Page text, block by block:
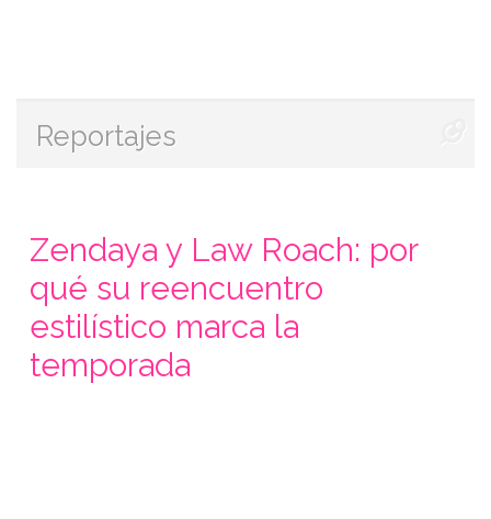
Reportajes
Zendaya y Law Roach: por
qué su reencuentro
estilístico marca la
temporada